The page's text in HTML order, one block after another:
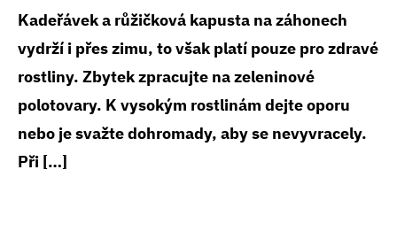
Kadeřávek a růžičková kapusta na záhonech
vydrží i přes zimu, to však platí pouze pro zdravé
rostliny. Zbytek zpracujte na zeleninové
polotovary. K vysokým rostlinám dejte oporu
nebo je svažte dohromady, aby se nevyvracely.
Při […]